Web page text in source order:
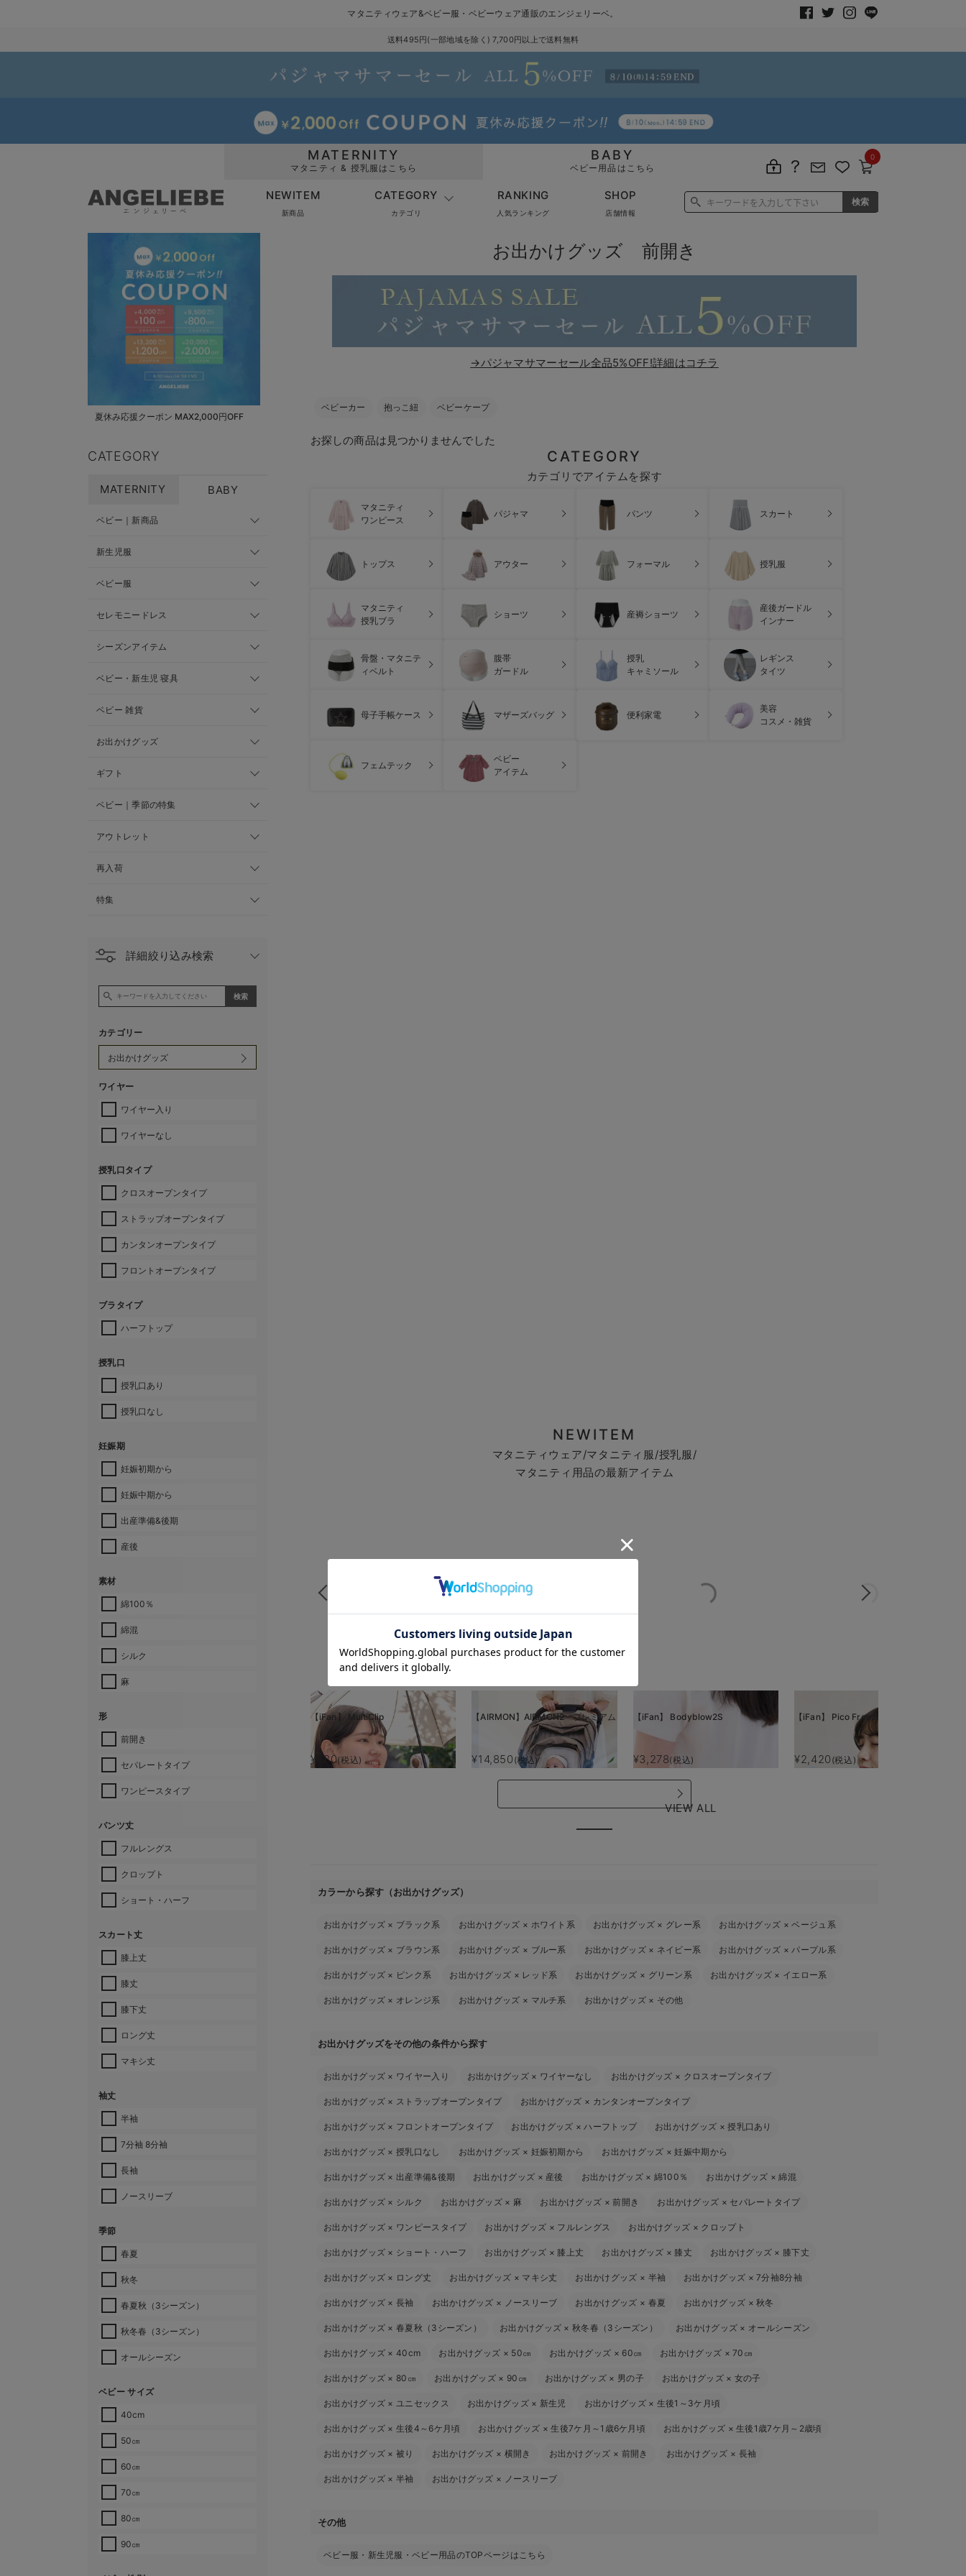
マタニティウェア&ベビー服・ベビーウェア通販のエンジェリーベ。
送料495円(一部地域を除く) 7,700円以上で送料無料
MATERNITY
マタニティ & 授乳服はこちら
BABY
ベビー用品はこちら
0
NEWITEM
新商品
CATEGORY
カテゴリ
RANKING
人気ランキング
SHOP
店舗情報
夏休み応援クーポン MAX2,000円OFF
CATEGORY
MATERNITY BABY
ベビー｜新商品
新生児服
ベビー服
セレモニードレス
シーズンアイテム
ベビー・新生児 寝具
ベビー 雑貨
お出かけグッズ
ギフト
ベビー｜季節の特集
アウトレット
再入荷
特集
詳細絞り込み検索
カテゴリー
ワイヤー
ワイヤー入り
ワイヤーなし
授乳口タイプ
クロスオープンタイプ
ストラップオープンタイプ
カンタンオープンタイプ
フロントオープンタイプ
ブラタイプ
ハーフトップ
授乳口
授乳口あり
授乳口なし
妊娠期
妊娠初期から
妊娠中期から
出産準備&後期
産後
素材
綿100％
綿混
シルク
麻
形
前開き
セパレートタイプ
ワンピースタイプ
パンツ丈
フルレングス
クロップト
ショート・ハーフ
スカート丈
膝上丈
膝丈
膝下丈
ロング丈
マキシ丈
袖丈
半袖
7分袖 8分袖
長袖
ノースリーブ
季節
春夏
秋冬
春夏秋（3シーズン）
秋冬春（3シーズン）
オールシーズン
ベビー サイズ
40cm
50㎝
60㎝
70㎝
80㎝
90㎝
お出かけグッズ 前開き
→パジャマサマーセール全品5%OFF!詳細はコチラ
ベビーカー 抱っこ紐 ベビーケープ
お探しの商品は見つかりませんでした
CATEGORY
カテゴリでアイテムを探す
マタニティ
ワンピース
パジャマ パンツ スカート
トップス アウター フォーマル 授乳服
マタニティ
授乳ブラ
ショーツ 産褥ショーツ
産後ガードル
インナー
骨盤・マタニテ
ィベルト
腹帯
ガードル
授乳
キャミソール
レギンス
タイツ
母子手帳ケース マザーズバッグ 便利家電
美容
コスメ・雑貨
フェムテック
ベビー
アイテム
NEWITEM
マタニティウェア/マタニティ服/授乳服/
マタニティ用品の最新アイテム
【iFan】 MultiClip
¥880(税込)
【AIRMON】AIRMON2 プレミアム
¥14,850 (税込)
【iFan】 Bodyblow2S
¥3,278(税込)
【iFan】 Pico Freeze
¥2,420 (税込)
VIEW ALL
カラーから探す（お出かけグッズ）
お出かけグッズ × ブラック系 お出かけグッズ × ホワイト系 お出かけグッズ × グレー系 お出かけグッズ ×ベージュ系
お出かけグッズ × ブラウン系 お出かけグッズ × ブルー系 お出かけグッズ × ネイビー系 お出かけグッズ ×パープル系
お出かけグッズ × ピンク系 お出かけグッズ × レッド系 お出かけグッズ × グリーン系 お出かけグッズ × イエロー系
お出かけグッズ × オレンジ系 お出かけグッズ × マルチ系 お出かけグッズ × その他
お出かけグッズをその他の条件から探す
お出かけグッズ × ワイヤー入り お出かけグッズ × ワイヤーなし お出かけグッズ × クロスオープンタイプ
お出かけグッズ × ストラップオープンタイプ お出かけグッズ × カンタンオープンタイプ
お出かけグッズ × フロントオープンタイプ お出かけグッズ ×ハーフトップ お出かけグッズ ×授乳口あり
お出かけグッズ ×授乳口なし お出かけグッズ × 妊娠初期から お出かけグッズ ×妊娠中期から
お出かけグッズ × 出産準備&後期 お出かけグッズ × 産後 お出かけグッズ × 綿100％ お出かけグッズ ×綿混
お出かけグッズ × シルク お出かけグッズ × 麻 お出かけグッズ ×前開き お出かけグッズ × セパレートタイプ
お出かけグッズ × ワンピースタイプ お出かけグッズ × フルレングス お出かけグッズ × クロップト
お出かけグッズ × ショート・ハーフ お出かけグッズ × 膝上丈 お出かけグッズ × 膝丈 お出かけグッズ × 膝下丈
お出かけグッズ × ロング丈 お出かけグッズ × マキシ丈 お出かけグッズ × 半袖 お出かけグッズ ×7分袖8分袖
お出かけグッズ ×長袖 お出かけグッズ × ノースリーブ お出かけグッズ × 春夏 お出かけグッズ ×秋冬
お出かけグッズ ×春夏秋（3シーズン） お出かけグッズ ×秋冬春（3シーズン） お出かけグッズ × オールシーズン
お出かけグッズ ×40cm お出かけグッズ × 50㎝ お出かけグッズ × 60㎝ お出かけグッズ ×70㎝
お出かけグッズ × 80㎝ お出かけグッズ × 90㎝ お出かけグッズ × 男の子 お出かけグッズ × 女の子
お出かけグッズ ×ユニセックス お出かけグッズ × 新生児 お出かけグッズ × 生後1～3ケ月頃
お出かけグッズ ×生後4～6ケ月頃 お出かけグッズ ×生後7ケ月～1歳6ケ月頃 お出かけグッズ ×生後1歳7ケ月～2歳頃
お出かけグッズ ×被り お出かけグッズ × 横開き お出かけグッズ × 前開き お出かけグッズ × 長袖
お出かけグッズ ×半袖 お出かけグッズ × ノースリーブ
その他
ベビー服・新生児服・ベビー用品のTOPページはこちら
お気に入り商品を確認する